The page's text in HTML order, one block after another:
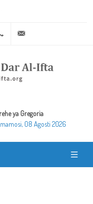
+20 2 25970400
ya Gregoria
08 Agosti 2026